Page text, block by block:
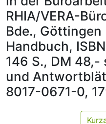
RHIA/VERA-
Bde., Göttingen
Handbuch,
146 S., DM 48,-
und
8017-0671-0,